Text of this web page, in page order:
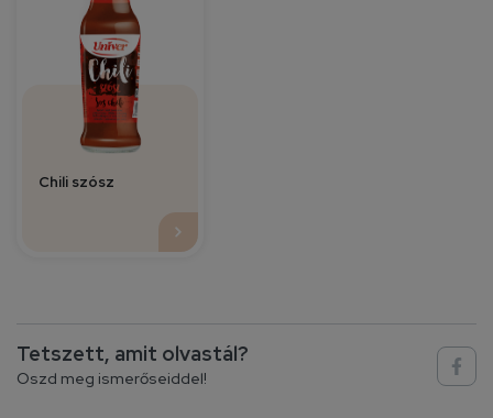
Chili szósz
Tetszett, amit olvastál?
Oszd meg ismerőseiddel!